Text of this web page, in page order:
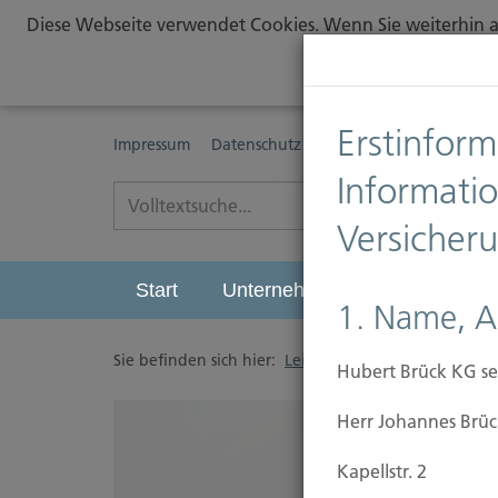
Diese Webseite verwendet Cookies. Wenn Sie
Impressum Datenschutz Erstinformationspflichten
Start Unternehmen
Sie befinden sich hier: Leistungen Sichern /
1. Name,
Hubert Brück KG
Herr Johannes
Kapellstr. 2